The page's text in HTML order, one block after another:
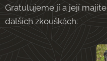
Gratulujeme jí a její
dalších zkouškách.